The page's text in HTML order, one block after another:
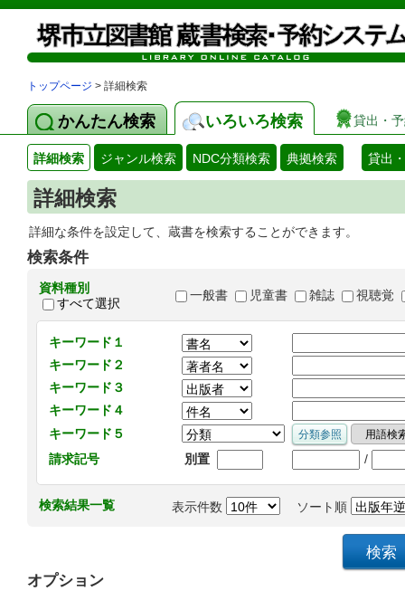
トップページ > 詳細検索
かんたん検索 いろいろ検索 貸出・
詳細検索 ジャンル検索 NDC分類検索 典拠検索 貸出
詳細検索
詳細な条件を設定して、蔵書を検索することができます。
検索条件
資料種別
すべて選択
一般書 児童書 雑誌 視聴覚
キーワード１
キーワード２
キーワード３
キーワード４
キーワード５
請求記号
別置 /
検索結果一覧 表示件数 ソート順
オプション